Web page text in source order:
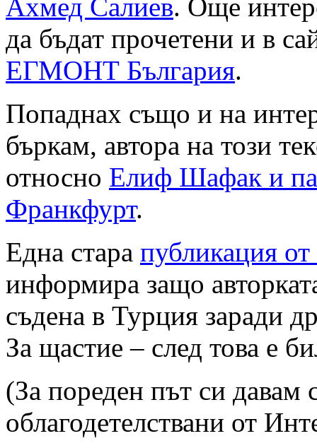
Ахмед Салиев. Още
да бъдат прочетени и в
ЕГМОНТ България.
Попаднах също и на
бъркам, автора на този
относно Елиф Шафак и
Франкфурт.
Една стара публикация
информира защо
съдена в Турция заради
За щастие – след това е
(За пореден път си давам
облагодетелствани от